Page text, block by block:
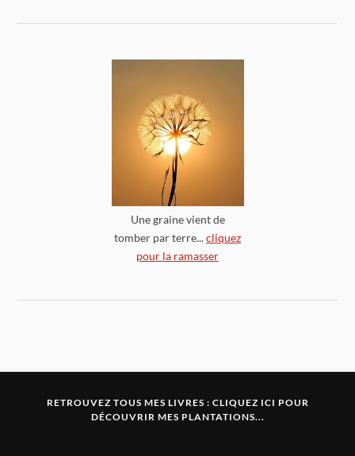
Une graine vient de
tomber par terre...cliquez
pour la ramasser
RETROUVEZ TOUS MES LIVRES : CLIQUEZ ICI POUR
DÉCOUVRIR MES PLANTATIONS...